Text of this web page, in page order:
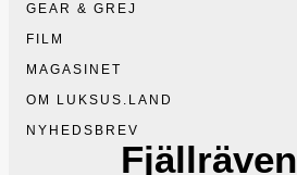
GEAR & GREJ
FILM
MAGASINET
OM LUKSUS.LAND
NYHEDSBREV